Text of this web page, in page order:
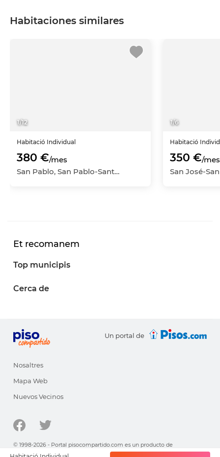
Habitaciones similares
1/12
Habitació Individual
380 €/mes
San Pablo, San Pablo-Santa Justa, Sevilla Capital, Sevilla
1/6
Habitació
350 €/mes
Et recomanem
Top municipis
Cerca de
Un portal de
Nosaltres
Mapa Web
Nuevos Vecinos
© 1998-2026 - Portal pisocompartido.com es un producto de